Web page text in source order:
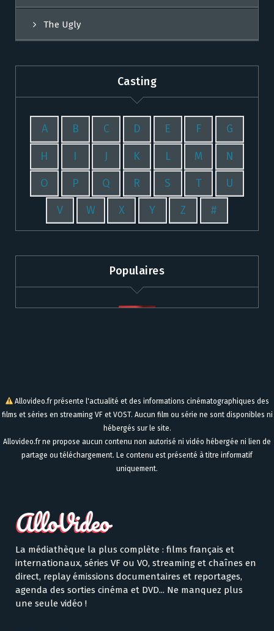
The Ugly
Casting
A B C D E F G
H I J K L M N
O P Q R S T U
V W X Y Z #
Populaires
Allovideo.fr présente l'actualité et des informations cinématographiques des
films et séries en streaming VF et VOST. Aucun film ou série ne sont disponibles ni
hébergés sur le site.
Allovideo.fr ne propose aucun contenu non autorisé ni vidéo hébergée ni lien de
partage ou téléchargement. Le contenu est présenté à titre informatif
uniquement.
La médiathèque la plus complète : films français et
internationaux, séries VF ou VO, streaming et chaînes en
direct, replay émissions documentaires et reportages,
agenda des sorties cinéma et DVD... Ne manquez plus
une seule vidéo !